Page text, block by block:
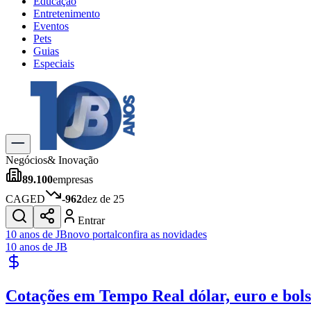
Entretenimento
Eventos
Pets
Guias
Especiais
Explore Tudo
Últimas Notícias
Previsão do Tempo
Trânsito e Rotas
Dia a Dia & Lazer
Gastronomia
Cinema & Shows
JogosNovo
Para Sua Empresa
Publicidade Legal
Negócios& Inovação
89.100empresas
CAGED
-962dez de 25
Entrar
10 anos de JBnovo portalconfira as novidades
10 anos de JB
Cotações em Tempo Real dólar, euro e